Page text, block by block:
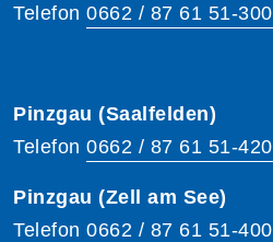
Telefon 0662 / 87 61 51-300
Pinzgau (Saalfelden)
Telefon 0662 / 87 61 51-420
Pinzgau (Zell am See)
Telefon 0662 / 87 61 51-400